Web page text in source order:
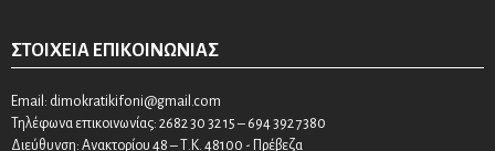
ΣΤΟΙΧΕΊΑ ΕΠΙΚΟΙΝΩΝΊΑΣ
Email: dimokratikifoni@gmail.com
Τηλέφωνα επικοινωνίας: 2682 30 32 15 – 694 392 7380
Διεύθυνση: Ανακτορίου 48 – Τ.Κ. 48100 - Πρέβεζα